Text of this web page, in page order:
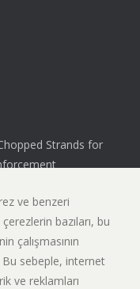
Strands for
Applications
Roving for
Thermoplastic
ve benzeri
bazıları, bu
çalışmasının
sebeple, internet
ve reklamları